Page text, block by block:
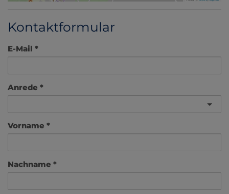
Kontaktformular
E-Mail
Anrede
Vorname
Nachname